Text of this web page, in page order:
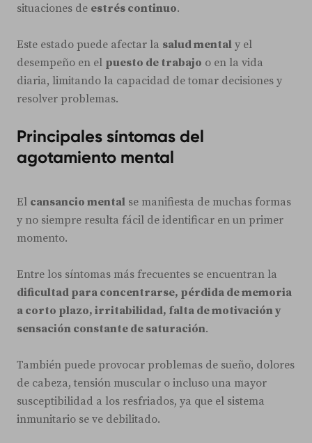
situaciones de estrés continuo.
Este estado puede afectar la salud mental y el
desempeño en el puesto de trabajo o en la vida
diaria, limitando la capacidad de tomar decisiones y
resolver problemas.
Principales síntomas del
agotamiento mental
El cansancio mental se manifiesta de muchas formas
y no siempre resulta fácil de identificar en un primer
momento.
Entre los síntomas más frecuentes se encuentran la
dificultad para concentrarse, pérdida de memoria
a corto plazo, irritabilidad, falta de motivación y
sensación constante de saturación.
También puede provocar problemas de sueño, dolores
de cabeza, tensión muscular o incluso una mayor
susceptibilidad a los resfriados, ya que el sistema
inmunitario se ve debilitado.